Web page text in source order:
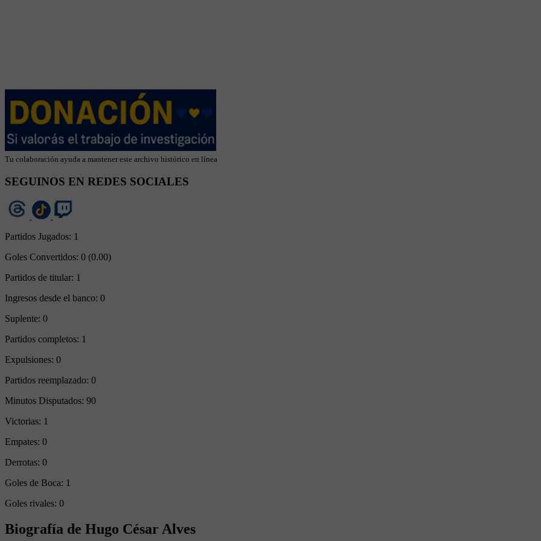
Tu colaboración ayuda a mantener este archivo histórico en línea
SEGUINOS EN REDES SOCIALES
Partidos Jugados: 1
Goles Convertidos: 0 (0.00)
Partidos de titular: 1
Ingresos desde el banco: 0
Suplente: 0
Partidos completos: 1
Expulsiones: 0
Partidos reemplazado: 0
Minutos Disputados: 90
Victorias: 1
Empates: 0
Derrotas: 0
Goles de Boca: 1
Goles rivales: 0
Biografía de Hugo César Alves